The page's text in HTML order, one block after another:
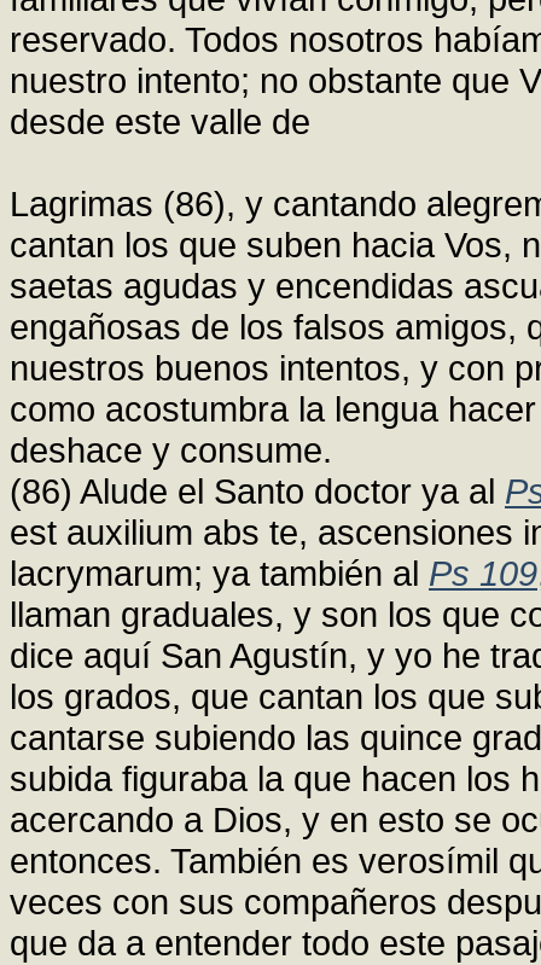
reservado. Todos nosotros
nuestro intento; no obstante que
desde este valle de
Lagrimas (86), y cantando
cantan los que suben hacia Vos,
saetas agudas y encendidas
engañosas de los falsos amigos,
nuestros buenos intentos, y con
como acostumbra la lengua
deshace y consume.
(86) Alude el Santo doctor ya al
est auxilium abs te, ascensiones
lacrymarum; ya también al Ps 109
llaman graduales, y son los que
dice aquí San Agustín, y yo he
los grados, que cantan los que
cantarse subiendo las quince
subida figuraba la que hacen los
acercando a Dios, y en esto se
entonces. También es verosímil
veces con sus compañeros
que da a entender todo este